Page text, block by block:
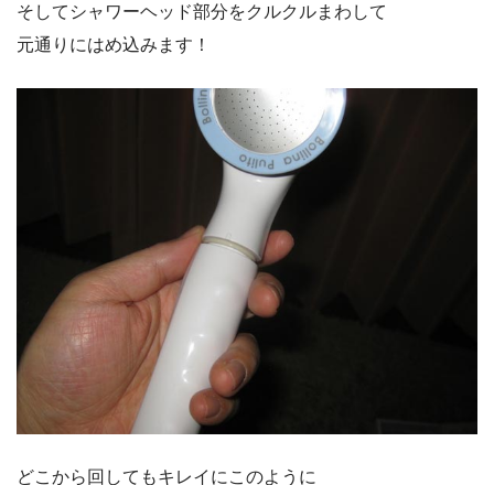
そしてシャワーヘッド部分をクルクルまわして
元通りにはめ込みます！
どこから回してもキレイにこのように